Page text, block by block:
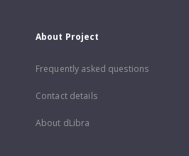
About Project
Frequently asked questions
Contact details
About dLibra